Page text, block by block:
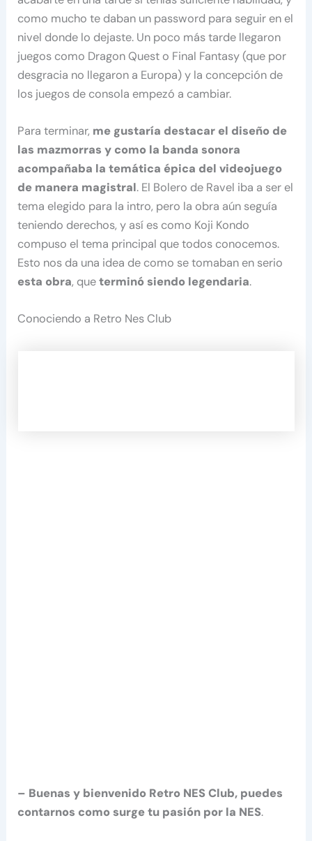
como mucho te daban un password para seguir en el
nivel donde lo dejaste. Un poco más tarde llegaron
juegos como Dragon Quest o Final Fantasy (que por
desgracia no llegaron a Europa) y la concepción de
los juegos de consola empezó a cambiar.
Para terminar, me gustaría destacar el diseño de
las mazmorras y como la banda sonora
acompañaba la temática épica del videojuego
de manera magistral. El Bolero de Ravel iba a ser el
tema elegido para la intro, pero la obra aún seguía
teniendo derechos, y así es como Koji Kondo
compuso el tema principal que todos conocemos.
Esto nos da una idea de como se tomaban en serio
esta obra, queterminó siendo legendaria.
Conociendo a Retro Nes Club
– Buenas y bienvenido Retro NES Club, puedes
contarnos como surge tu pasión por la NES.